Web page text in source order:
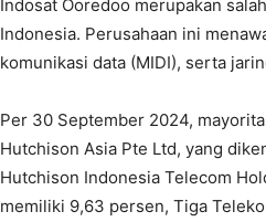
Indosat Ooredoo merupakan
Indonesia. Perusahaan ini
komunikasi data (MIDI), serta
Per 30 September 2024,
Hutchison Asia Pte Ltd, yang
Hutchison Indonesia Telecom
memiliki 9,63 persen, Tiga